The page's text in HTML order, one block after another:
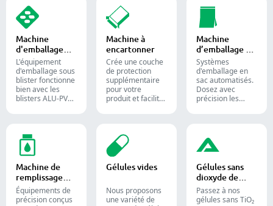
bonbons gélifiés
et des
compléments
alimentaires
destinés aux
industries
confiseries et
pharmaceutiques.
utilisés dans les
industries
pharmaceutique,
alimentaire et
chimique.
votre processus
conditionnement
pharmaceutique
grâce à nos
diverses solutions
de comptage de
formes solides.
Machine
d'emballage
sous blister
L'équipement
d'emballage sous
blister fonctionne
bien avec les
blisters ALU-PVC
comprimés, de
gélules et de
gélules molles. Il
est toujours
appliqué dans la
production
pharmaceutique
et des
Machine à
encartonner
Crée une couche
de protection
supplémentaire
pour votre
produit et facilite
blisters, sachets
et tubes dans des
étuis pour
l'emballage
pharmaceutique,
alimentaire.
Machine
d’emballage en
sac
Systèmes
d'emballage en
sac automatisés.
Dosez avec
précision les
lignes de
conditionnement
pharmaceutiques,
nutraceutiques et
alimentaires.
Machine de
remplissage
liquide
Équipements de
précision conçus
Gélules vides
Nous proposons
une variété de
Gélules sans
dioxyde de
titane
Passez à nos
gélules sans TiO₂